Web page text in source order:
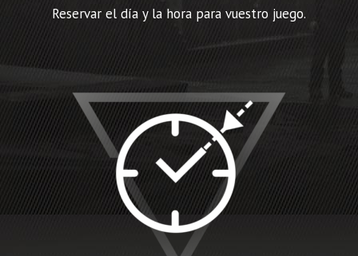
Reservar el día y la hora para vuestro juego.